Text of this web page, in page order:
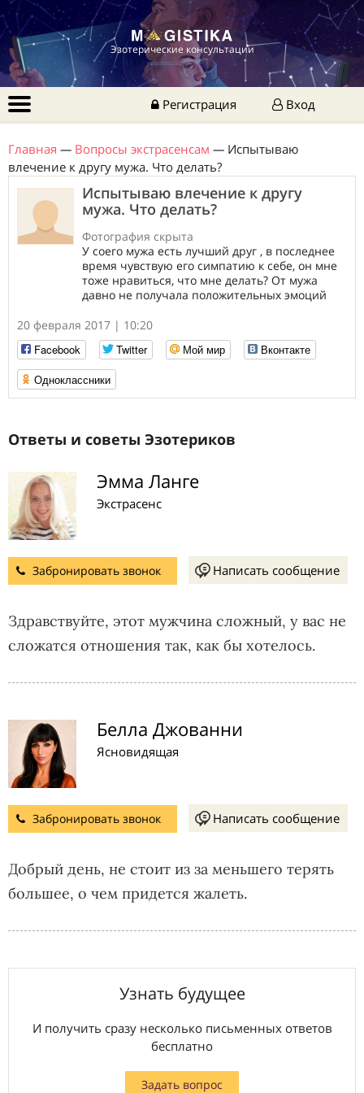
Эзотерические консультации
Регистрация Вход
Главная — Вопросы экстрасенсам — Испытываю
влечение к другу мужа. Что делать?
Испытываю влечение к другу
мужа. Что делать?
Фотография скрыта
У соего мужа есть лучший друг , в последнее
время чувствую его симпатию к себе, он мне
тоже нравиться, что мне делать? От мужа
давно не получала положительных эмоций
20 февраля 2017 | 10:20
Facebook
Twitter Мой мир
Вконтакте
Одноклассники
Ответы и советы Эзотериков
Эмма Ланге
Экстрасенс
Забронировать звонок Написать сообщение
Здравствуйте, этот мужчина сложный, у вас не
сложатся отношения так, как бы хотелось.
Белла Джованни
Ясновидящая
Забронировать звонок Написать сообщение
Добрый день, не стоит из за меньшего терять
большее, о чем придется жалеть.
Узнать будущее
И получить сразу несколько письменных ответов
бесплатно
Задать вопрос